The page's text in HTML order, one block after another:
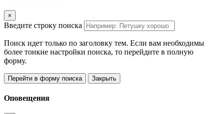
×
Введите строку поиска
Поиск идет только по заголовку тем. Если вам необходимы
более тонкие настройки поиска, то перейдите в полную
форму.
Перейти в форму поиска Закрыть
Оповещения